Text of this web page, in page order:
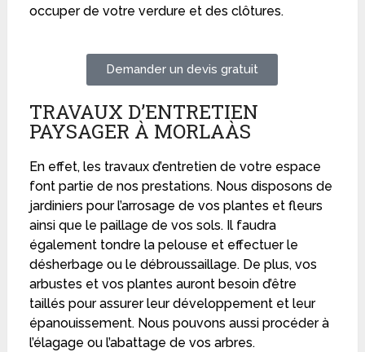
occuper de votre verdure et des clôtures.
Demander un devis gratuit
TRAVAUX D’ENTRETIEN
PAYSAGER À MORLAÀS
En effet, les travaux d’entretien de votre espace
font partie de nos prestations. Nous disposons de
jardiniers pour l’arrosage de vos plantes et fleurs
ainsi que le paillage de vos sols. Il faudra
également tondre la pelouse et effectuer le
désherbage ou le débroussaillage. De plus, vos
arbustes et vos plantes auront besoin d’être
taillés pour assurer leur développement et leur
épanouissement. Nous pouvons aussi procéder à
l’élagage ou l’abattage de vos arbres.